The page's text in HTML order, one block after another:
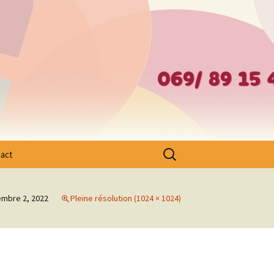
– Mouscron et Cantons Limitrophes
Rechercher :
2, 2022 Pleine résolution (1024 × 1024)